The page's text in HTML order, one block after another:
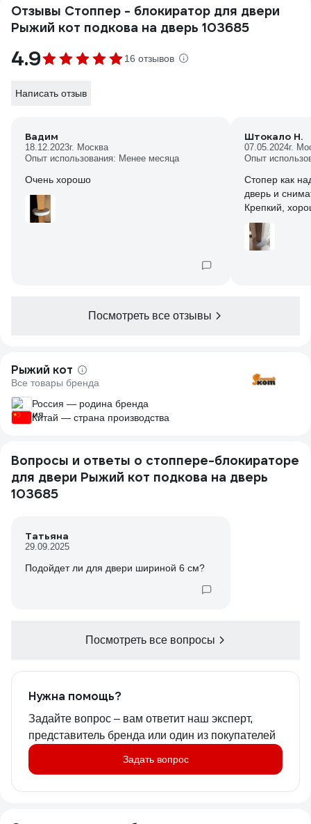
Отзывы Стоппер - блокиратор для двери
Рыжий кот подкова на дверь 103685
4.9 16 отзывов
Написать отзыв
Вадим
18.12.2023г. Москва
Опыт использования: Менее месяца
Очень хорошо
Штокало Н.
07.05.2024г.
Опыт
Стопер как
дверь и
Крепкий,
Посмотреть все отзывы
Рыжий кот
Все товары бренда
Россия — родина бренда
Китай — страна производства
Вопросы и ответы о стоппере-блокираторе
для двери Рыжий кот подкова на дверь
103685
Татьяна
29.09.2025
Подойдет ли для двери шириной 6 см?
Посмотреть все вопросы
Нужна помощь?
Задайте вопрос – вам ответит наш эксперт,
представитель бренда или один из покупателей
Задать вопрос